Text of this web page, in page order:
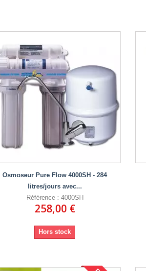
Osmoseur Pure Flow 4000SH - 284
litres/jours avec...
Référence : 4000SH
258,00 €
Hors stock